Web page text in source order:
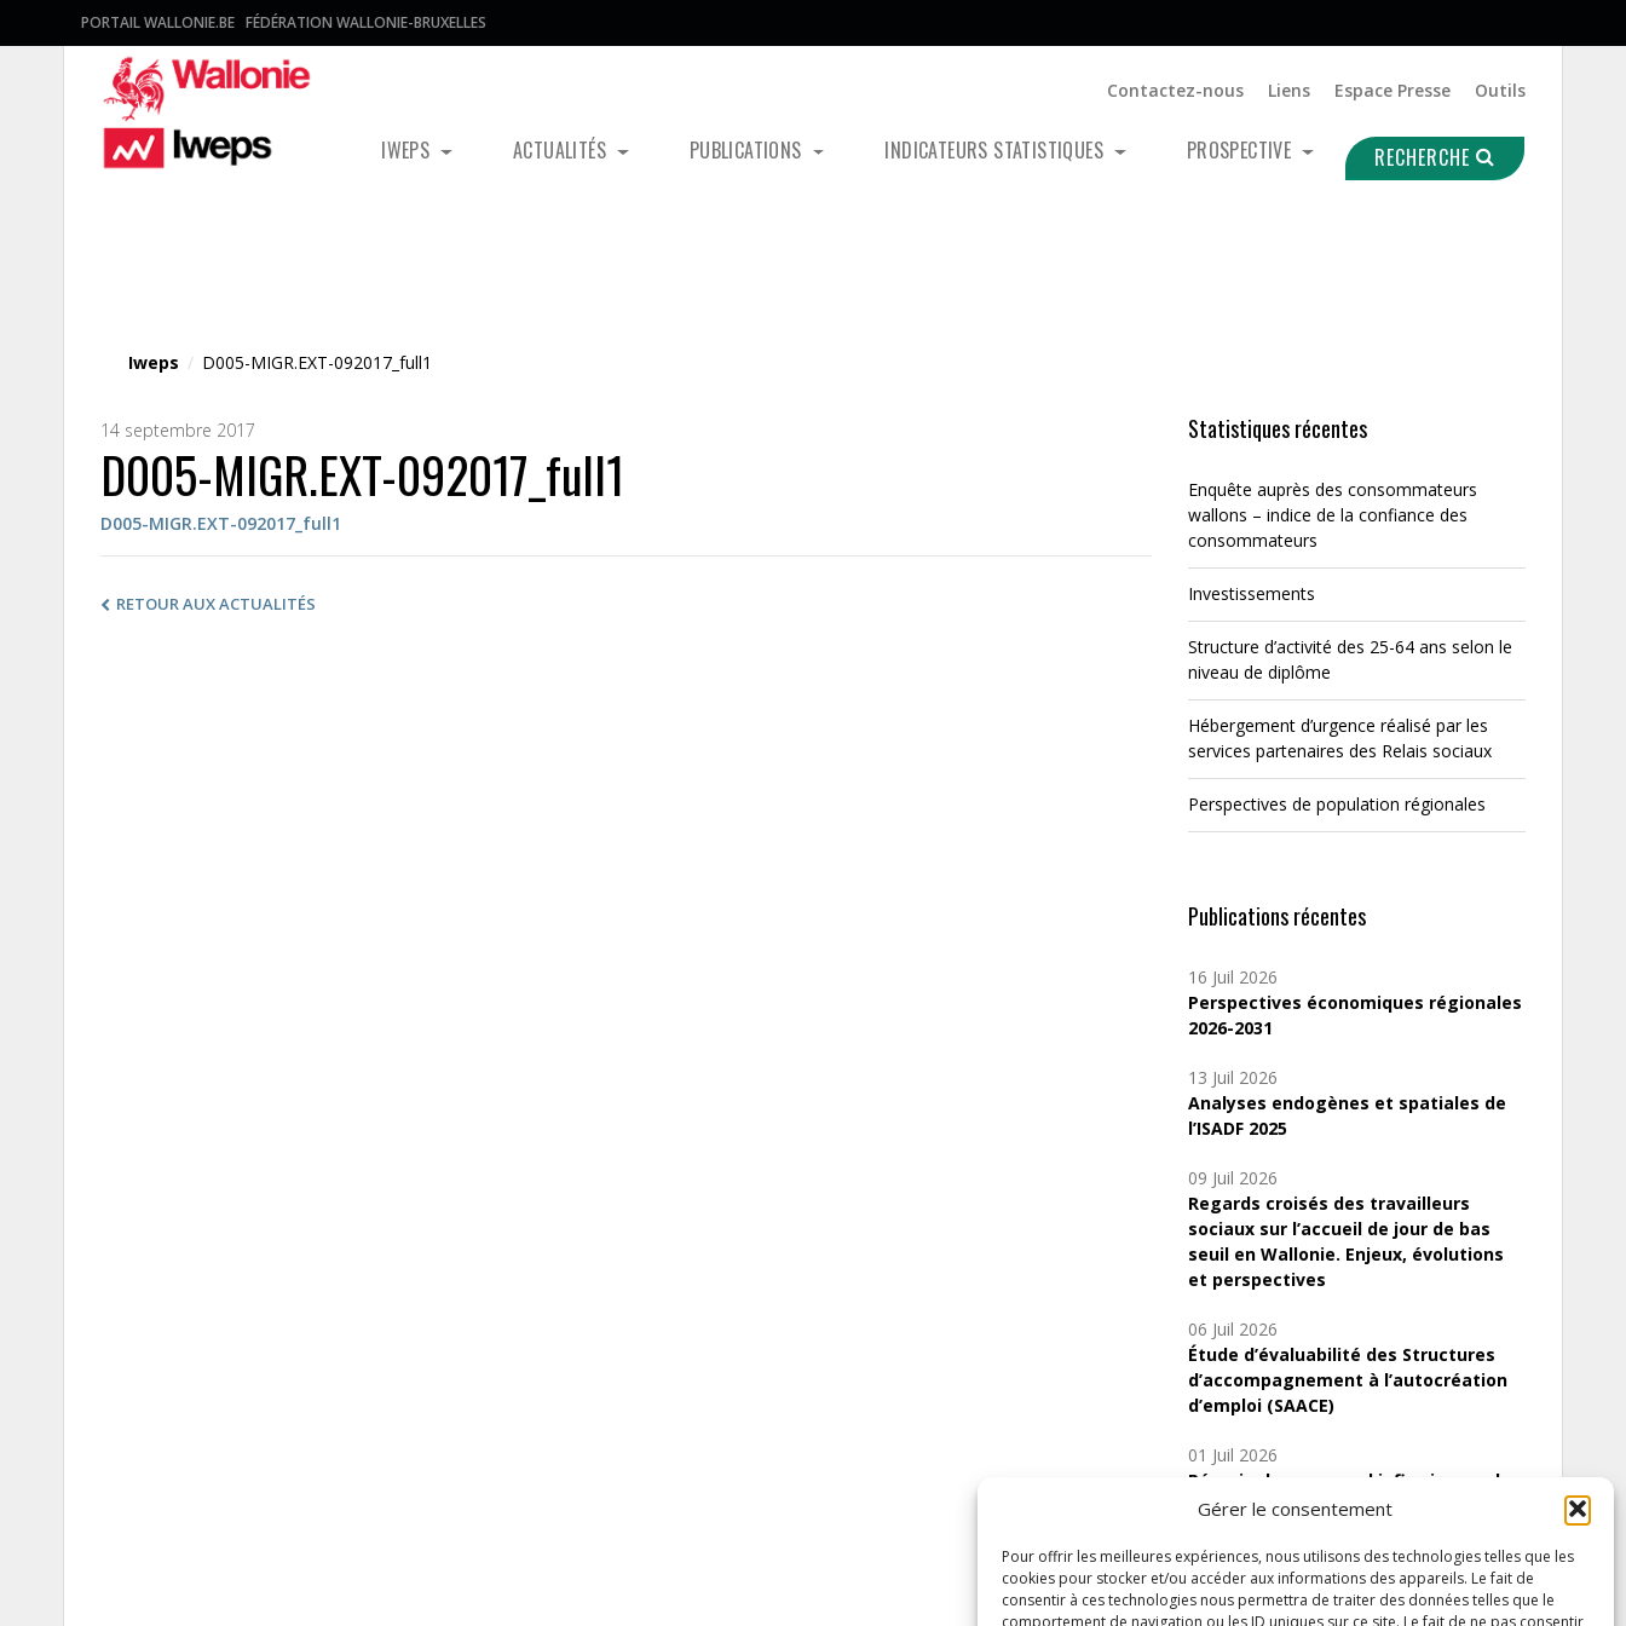
Gérer le consentement
Pour offrir les meilleures expériences, nous utilisons des technologies telles que les
cookies pour stocker et/ou accéder aux informations des appareils. Le fait de
consentir à ces technologies nous permettra de traiter des données telles que le
comportement de navigation ou les ID uniques sur ce site. Le fait de ne pas consentir
PORTAIL WALLONIE.BE FÉDÉRATION WALLONIE-BRUXELLES
Contactez-nous Liens Espace Presse Outils
IWEPS ACTUALITÉS PUBLICATIONS INDICATEURS STATISTIQUES PROSPECTIVE RECHERCHE
Iweps / D005-MIGR.EXT-092017_full1
14 septembre 2017
D005-MIGR.EXT-092017_full1
D005-MIGR.EXT-092017_full1
RETOUR AUX ACTUALITÉS
Statistiques récentes
Enquête auprès des consommateurs
wallons – indice de la confiance des
consommateurs
Investissements
Structure d’activité des 25-64 ans selon le
niveau de diplôme
Hébergement d’urgence réalisé par les
services partenaires des Relais sociaux
Perspectives de population régionales
Publications récentes
16 Juil 2026
Perspectives économiques régionales
2026-2031
13 Juil 2026
Analyses endogènes et spatiales de
l’ISADF 2025
09 Juil 2026
Regards croisés des travailleurs
sociaux sur l’accueil de jour de bas
seuil en Wallonie. Enjeux, évolutions
et perspectives
06 Juil 2026
Étude d’évaluabilité des Structures
d’accompagnement à l’autocréation
d’emploi (SAACE)
01 Juil 2026
Pénurie du personnel infirmier :quels
indicateurs d’offre de soins pour